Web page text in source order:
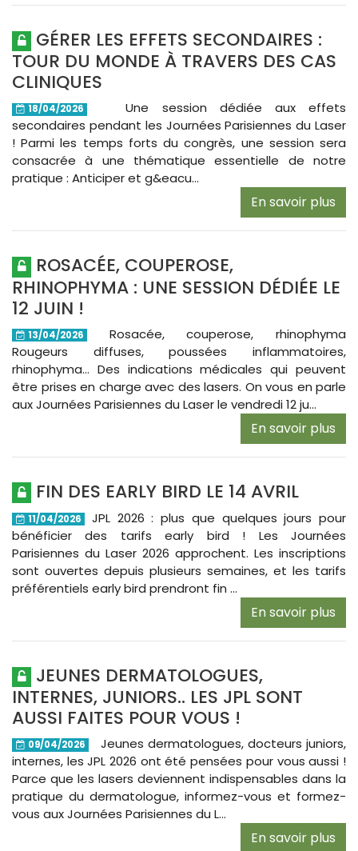
GÉRER LES EFFETS SECONDAIRES :
TOUR DU MONDE À TRAVERS DES CAS
CLINIQUES
18/04/2026
Une session dédiée aux effets
secondaires pendant les Journées Parisiennes du Laser
! Parmi les temps forts du congrès, une session sera
consacrée à une thématique essentielle de notre
pratique : Anticiper et g&eacu...
En savoir plus
ROSACÉE, COUPEROSE,
RHINOPHYMA : UNE SESSION DÉDIÉE LE
12 JUIN !
13/04/2026
Rosacée, couperose, rhinophyma
Rougeurs diffuses, poussées inflammatoires,
rhinophyma… Des indications médicales qui peuvent
être prises en charge avec des lasers. On vous en parle
aux Journées Parisiennes du Laser le vendredi 12 ju...
En savoir plus
FIN DES EARLY BIRD LE 14 AVRIL
11/04/2026
JPL 2026 : plus que quelques jours pour
bénéficier des tarifs early bird ! Les Journées
Parisiennes du Laser 2026 approchent. Les inscriptions
sont ouvertes depuis plusieurs semaines, et les tarifs
préférentiels early bird prendront fin ...
En savoir plus
JEUNES DERMATOLOGUES,
INTERNES, JUNIORS.. LES JPL SONT
AUSSI FAITES POUR VOUS !
09/04/2026
Jeunes dermatologues, docteurs juniors,
internes, les JPL 2026 ont été pensées pour vous aussi !
Parce que les lasers deviennent indispensables dans la
pratique du dermatologue, informez-vous et formez-
vous aux Journées Parisiennes du L...
En savoir plus